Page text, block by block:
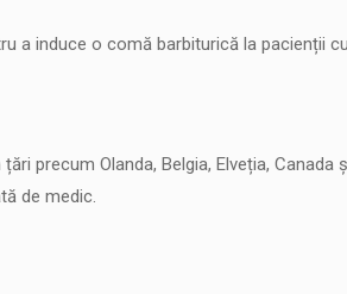
a induce o comă barbiturică la pacienții
precum Olanda, Belgia, Elveția,
de medic.